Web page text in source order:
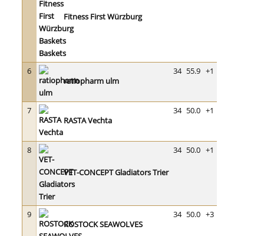
Fitness First Würzburg
Baskets
6
ratiopharm ulm
34 55.9 +1
7
RASTA Vechta
34 50.0 +1
8
VET-CONCEPT Gladiators Trier
34 50.0 +1
9
ROSTOCK SEAWOLVES
34 50.0 +3